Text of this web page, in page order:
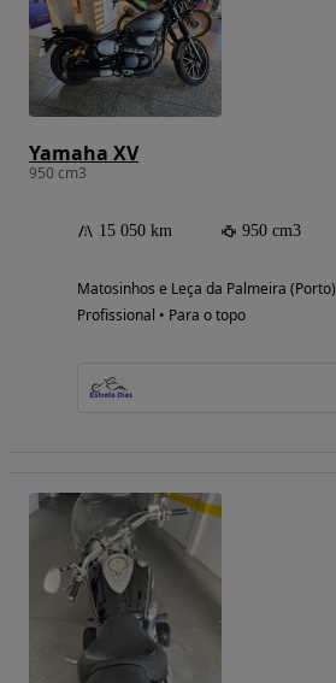
Yamaha XV
950 cm3
15 050 km 950 cm3
Matosinhos e Leça da Palmeira (Porto)
Profissional • Para o topo